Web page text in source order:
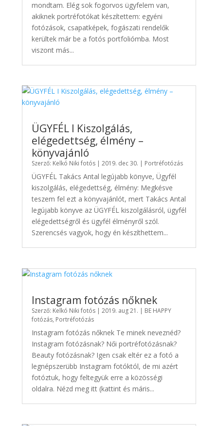
mondtam. Elég sok fogorvos ügyfelem van,
akiknek portréfotókat készítettem: egyéni
fotózások, csapatképek, fogászati rendelők
kerültek már be a fotós portfoliómba. Most
viszont más...
ÜGYFÉL I Kiszolgálás,
elégedettség, élmény –
könyvajánló
Szerző: Kelkó Niki fotós| 2019. dec 30. | Portréfotózás
ÜGYFÉL Takács Antal legújabb könyve, Ügyfél
kiszolgálás, elégedettség, élmény: Megkésve
teszem fel ezt a könyvajánlót, mert Takács Antal
legújabb könyve az ÜGYFÉL kiszolgálásról, ügyfél
elégedettségről és ügyfél élményről szól.
Szerencsés vagyok, hogy én készíthettem...
Instagram fotózás nőknek
Szerző: Kelkó Niki fotós| 2019. aug 21. | BE HAPPY
fotózás, Portréfotózás
Instagram fotózás nőknek Te minek neveznéd?
Instagram fotózásnak? Női portréfotózásnak?
Beauty fotózásnak? Igen csak eltér ez a fotó a
legnépszerübb Instagram fotóktól, de mi azért
fotóztuk, hogy feltegyük erre a közösségi
oldalra. Nézd meg itt (kattint és máris...